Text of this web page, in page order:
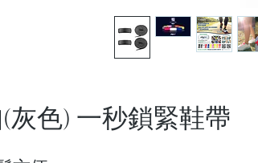
灰色) 一秒鎖緊鞋帶